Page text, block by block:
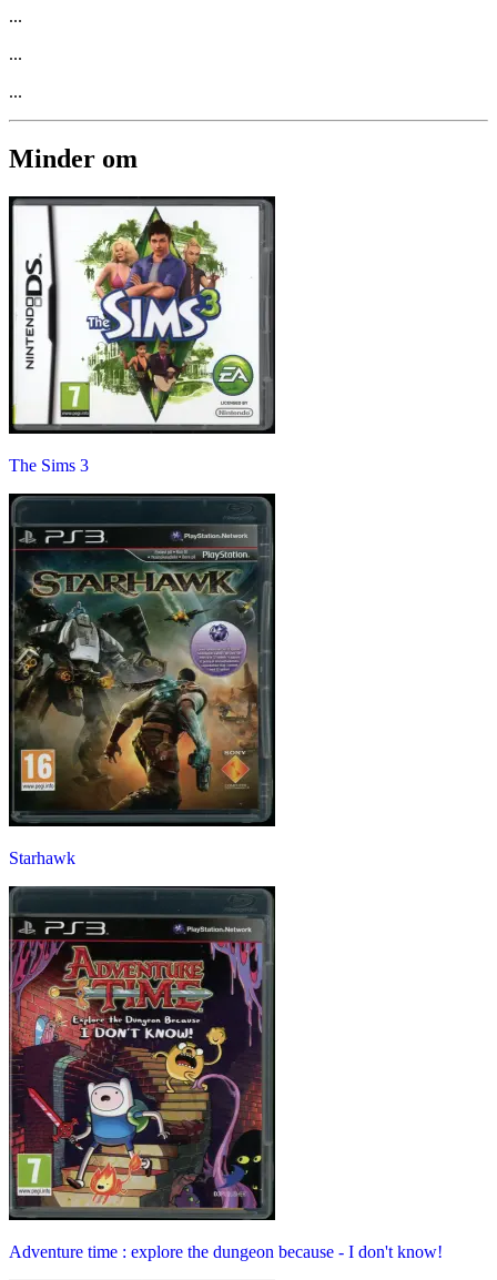
...
...
...
Minder om
The Sims 3
Starhawk
Adventure time : explore the dungeon because - I don't know!